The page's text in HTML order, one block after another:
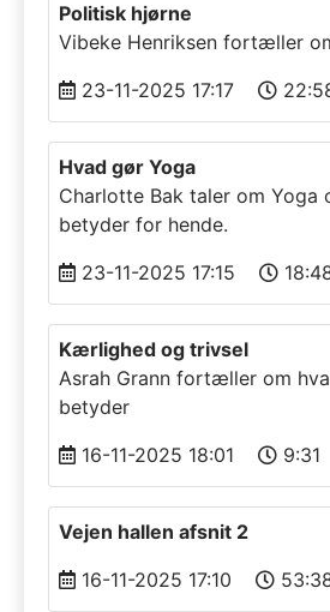
Politisk hjørne
Vibeke Henriksen fortæller
23-11-2025 17:17
Hvad gør Yoga
Charlotte Bak taler om Yoga
betyder for hende.
23-11-2025 17:15
Kærlighed og trivsel
Asrah Grann fortæller om
betyder
16-11-2025 18:01 9:31
Vejen hallen afsnit 2
16-11-2025 17:10